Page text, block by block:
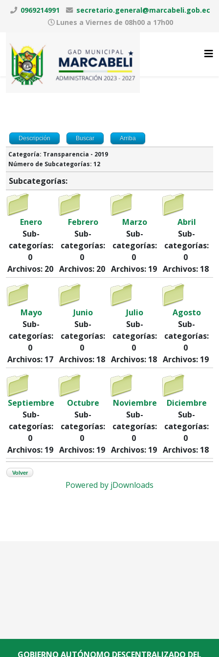
0969214991
secretario.general@marcabeli.gob.ec
Lunes a Viernes de 08h00 a 17h00
Descripción Buscar Arriba
Categoría: Transparencia - 2019
Número de Subcategorías: 12
Subcategorías:
Enero Febrero Marzo
Abril
Sub-
categorías:
0
Sub-
categorías:
0
Sub-
categorías:
0
Sub-
categorías:
0
Archivos: 20 Archivos: 20 Archivos: 19 Archivos: 18
Mayo Junio Julio
Agosto
Sub-
categorías:
0
Sub-
categorías:
0
Sub-
categorías:
0
Sub-
categorías:
0
Archivos: 17 Archivos: 18 Archivos: 18 Archivos: 19
Septiembre Octubre Noviembre
Diciembre
Sub-
categorías:
0
Sub-
categorías:
0
Sub-
categorías:
0
Sub-
categorías:
0
Archivos: 19 Archivos: 19 Archivos: 19 Archivos: 18
Volver
Powered by jDownloads
GOBIERNO AUTÓNOMO DESCENTRALIZADO DEL